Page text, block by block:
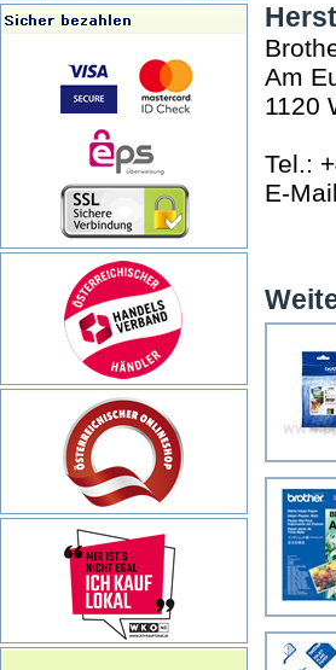
Am
1120
Tel.:
E-